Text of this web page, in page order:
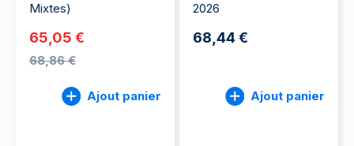
Mixtes)
65,05 €
68,86 €
Ajout panier
2026
68,44 €
Ajout panier